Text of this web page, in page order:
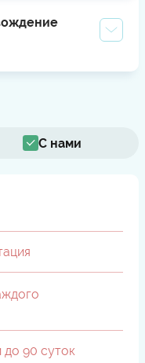
С нами
до 90 суток